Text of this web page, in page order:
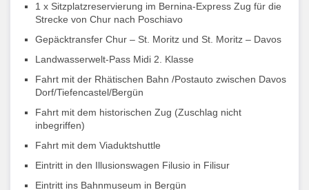
1 x Sitzplatzreservierung im Bernina-Express Zug für die
Strecke von Chur nach Poschiavo
Gepäcktransfer Chur – St. Moritz und St. Moritz – Davos
Landwasserwelt-Pass Midi 2. Klasse
Fahrt mit der Rhätischen Bahn /Postauto zwischen Davos
Dorf/Tiefencastel/Bergün
Fahrt mit dem historischen Zug (Zuschlag nicht
inbegriffen)
Fahrt mit dem Viaduktshuttle
Eintritt in den Illusionswagen Filusio in Filisur
Eintritt ins Bahnmuseum in Bergün